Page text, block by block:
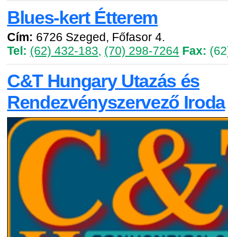
Blues-kert Étterem
Cím: 6726 Szeged, Főfasor 4.
Tel: (62) 432-183, (70) 298-7264 Fax:
C&T Hungary Utazás és
Rendezvényszervező Iroda